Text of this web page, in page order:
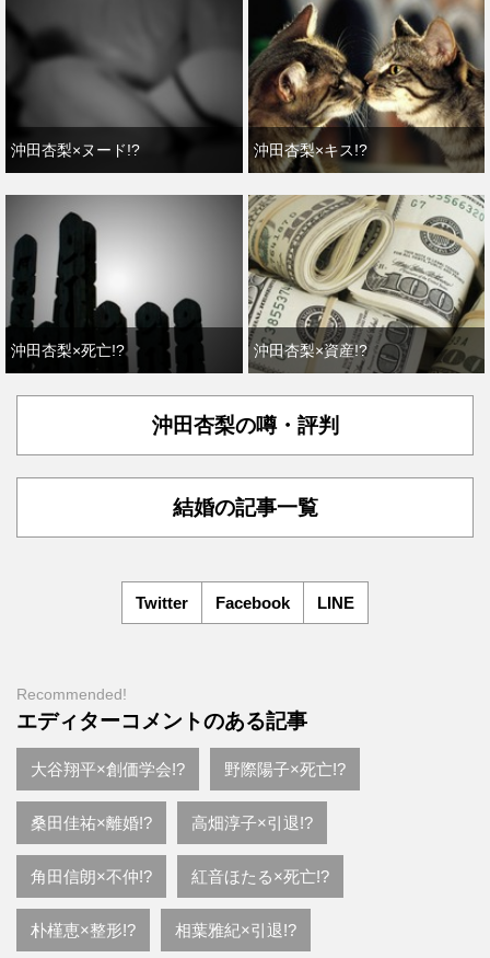
沖田杏梨×ヌード!? 沖田杏梨×キス!?
沖田杏梨×死亡!? 沖田杏梨×資産!?
沖田杏梨の噂・評判
結婚の記事一覧
Twitter Facebook LINE
Recommended!
エディターコメントのある記事
大谷翔平×創価学会!? 野際陽子×死亡!?
桑田佳祐×離婚!? 高畑淳子×引退!?
角田信朗×不仲!? 紅音ほたる×死亡!?
朴槿恵×整形!? 相葉雅紀×引退!?